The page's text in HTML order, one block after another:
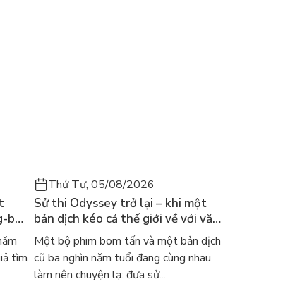
bok
tìm
Thứ Tư, 05/08/2026
Sử thi Odyssey trở lại – khi một
bản dịch kéo cả thế giới về với văn
học kinh điển
Một bộ phim bom tấn và một bản dịch
cũ ba nghìn năm tuổi đang cùng nhau
làm nên chuyện lạ: đưa sử...